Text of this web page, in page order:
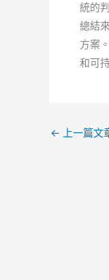
統的
總結
方案
和可
← 上一篇文